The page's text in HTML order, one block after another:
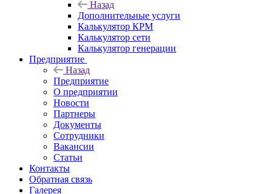
Назад
Дополнительные услуги
Калькулятор КРМ
Калькулятор сети
Калькулятор генерации
Предприятие
Назад
Предприятие
О предприятии
Новости
Партнеры
Документы
Сотрудники
Вакансии
Статьи
Контакты
Обратная связь
Галерея